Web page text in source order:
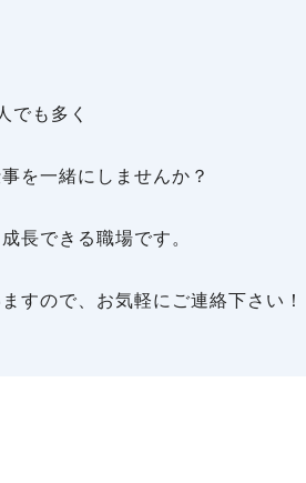
でも多く
を一緒にしませんか？
長できる職場です。
すので、お気軽にご連絡下さい！